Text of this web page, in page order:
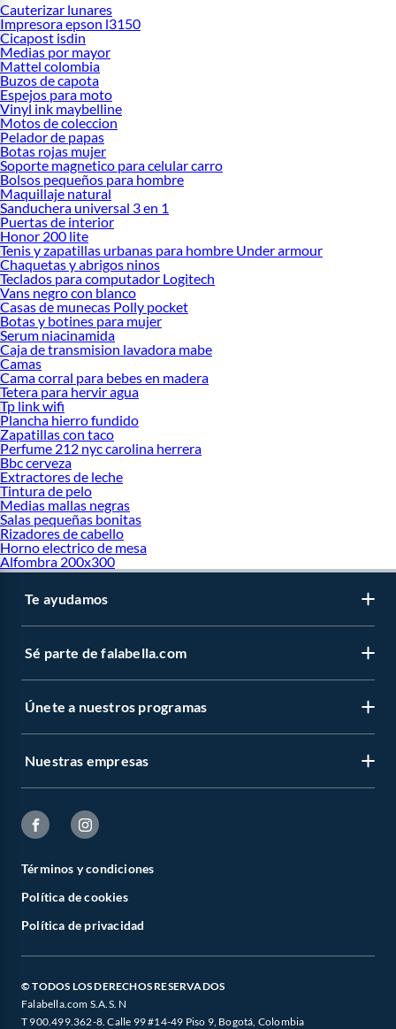
Cauterizar lunares
Impresora epson l3150
Cicapost isdin
Medias por mayor
Mattel colombia
Buzos de capota
Espejos para moto
Vinyl ink maybelline
Motos de coleccion
Pelador de papas
Botas rojas mujer
Soporte magnetico para celular carro
Bolsos pequeños para hombre
Maquillaje natural
Sanduchera universal 3 en 1
Puertas de interior
Honor 200 lite
Tenis y zapatillas urbanas para hombre Under armour
Chaquetas y abrigos ninos
Teclados para computador Logitech
Vans negro con blanco
Casas de munecas Polly pocket
Botas y botines para mujer
Serum niacinamida
Caja de transmision lavadora mabe
Camas
Cama corral para bebes en madera
Tetera para hervir agua
Tp link wifi
Plancha hierro fundido
Zapatillas con taco
Perfume 212 nyc carolina herrera
Bbc cerveza
Extractores de leche
Tintura de pelo
Medias mallas negras
Salas pequeñas bonitas
Rizadores de cabello
Horno electrico de mesa
Alfombra 200x300
Te ayudamos
Sé parte de falabella.com
Únete a nuestros programas
Nuestras empresas
Términos y condiciones
Política de cookies
Política de privacidad
© TODOS LOS DERECHOS RESERVADOS
Falabella.com S.A.S. N
T 900.499.362-8. Calle 99 #14-49 Piso 9, Bogotá, Colombia